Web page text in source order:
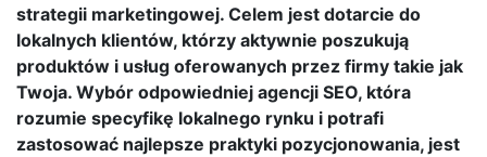
strategii marketingowej. Celem jest dotarcie do
lokalnych klientów, którzy aktywnie poszukują
produktów i usług oferowanych przez firmy takie jak
Twoja. Wybór odpowiedniej agencji SEO, która
rozumie specyfikę lokalnego rynku i potrafi
zastosować najlepsze praktyki pozycjonowania, jest